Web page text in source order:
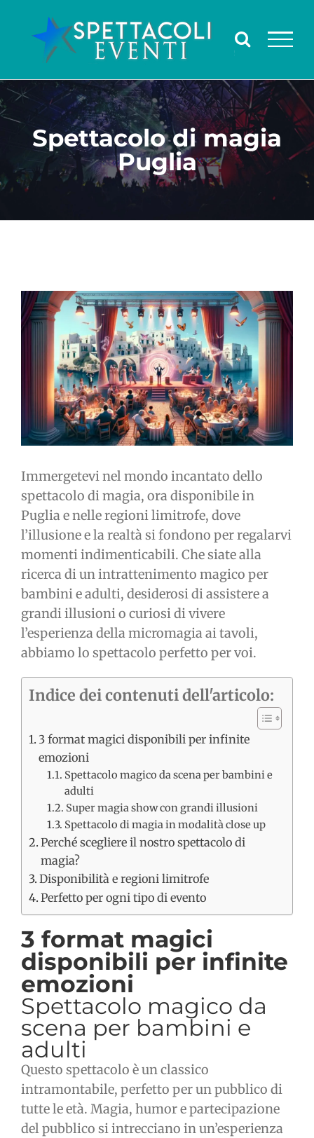
contenuto
Spettacolo di magia
Puglia
Ingrandisci
immagine
Immergetevi nel mondo incantato dello
spettacolo di magia, ora disponibile in
Puglia e nelle regioni limitrofe, dove
l’illusione e la realtà si fondono per regalarvi
momenti indimenticabili. Che siate alla
ricerca di un intrattenimento magico per
bambini e adulti, desiderosi di assistere a
grandi illusioni o curiosi di vivere
l’esperienza della micromagia ai tavoli,
abbiamo lo spettacolo perfetto per voi.
Indice dei contenuti dell'articolo:
3 format magici disponibili per infinite
emozioni
Spettacolo magico da scena per bambini e
adulti
Super magia show con grandi illusioni
Spettacolo di magia in modalità close up
Perché scegliere il nostro spettacolo di
magia?
Disponibilità e regioni limitrofe
Perfetto per ogni tipo di evento
3 format magici
disponibili per infinite
emozioni
Spettacolo magico da
scena per bambini e
adulti
Questo spettacolo è un classico
intramontabile, perfetto per un pubblico di
tutte le età. Magia, humor e partecipazione
del pubblico si intrecciano in un’esperienza